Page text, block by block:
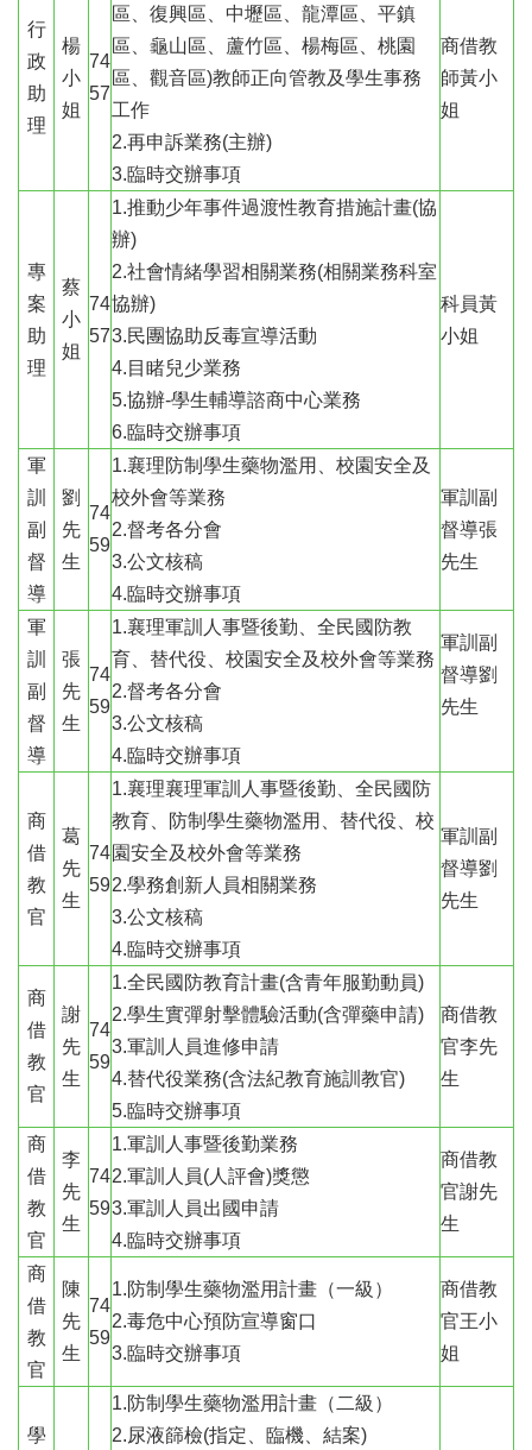
行
政
助
理
楊
小
姐
74
57
區、復興區、中壢區、龍潭區、平鎮
區、龜山區、蘆竹區、楊梅區、桃園
區、觀音區)教師正向管教及學生事務
工作
2.再申訴業務(主辦)
3.臨時交辦事項
商借教
師黃小
姐
專
案
助
理
蔡
小
姐
74
57
1.推動少年事件過渡性教育措施計畫(協
辦)
2.社會情緒學習相關業務(相關業務科室
協辦)
3.民團協助反毒宣導活動
4.目睹兒少業務
5.協辦-學生輔導諮商中心業務
6.臨時交辦事項
科員黃
小姐
軍
訓
副
督
導
劉
先
生
74
59
1.襄理防制學生藥物濫用、校園安全及
校外會等業務
2.督考各分會
3.公文核稿
4.臨時交辦事項
軍訓副
督導張
先生
軍
訓
副
督
導
張
先
生
74
59
1.襄理軍訓人事暨後勤、全民國防教
育、替代役、校園安全及校外會等業務
2.督考各分會
3.公文核稿
4.臨時交辦事項
軍訓副
督導劉
先生
商
借
教
官
葛
先
生
74
59
1.襄理襄理軍訓人事暨後勤、全民國防
教育、防制學生藥物濫用、替代役、校
園安全及校外會等業務
2.學務創新人員相關業務
3.公文核稿
4.臨時交辦事項
軍訓副
督導劉
先生
商
借
教
官
謝
先
生
74
59
1.全民國防教育計畫(含青年服勤動員)
2.學生實彈射擊體驗活動(含彈藥申請)
3.軍訓人員進修申請
4.替代役業務(含法紀教育施訓教官)
5.臨時交辦事項
商借教
官李先
生
商
借
教
官
李
先
生
74
59
1.軍訓人事暨後勤業務
2.軍訓人員(人評會)獎懲
3.軍訓人員出國申請
4.臨時交辦事項
商借教
官謝先
生
商
借
教
官
陳
先
生
74
59
1.防制學生藥物濫用計畫（一級）
2.毒危中心預防宣導窗口
3.臨時交辦事項
商借教
官王小
姐
學
1.防制學生藥物濫用計畫（二級）
2.尿液篩檢(指定、臨機、結案)